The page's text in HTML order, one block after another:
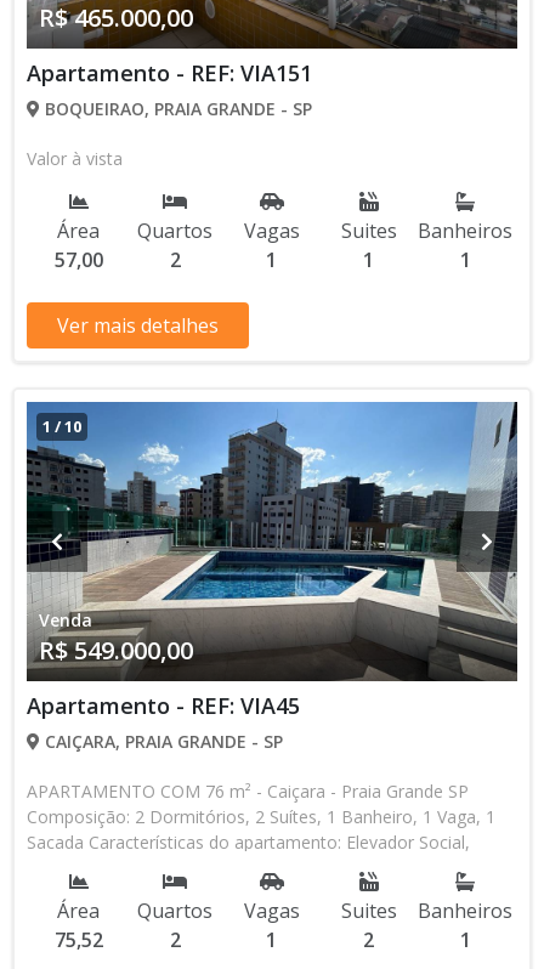
R$ 465.000,00
Apartamento - REF: VIA151
BOQUEIRAO, PRAIA GRANDE - SP
Valor à vista
Área
57,00
Quartos
2
Vagas
1
Suites
1
Banheiros
1
Ver mais detalhes
1 /10
Venda
R$ 549.000,00
Apartamento - REF: VIA45
CAIÇARA, PRAIA GRANDE - SP
APARTAMENTO COM 76 m² - Caiçara - Praia Grande SP
Composição: 2 Dormitórios, 2 Suítes, 1 Banheiro, 1 Vaga, 1
Sacada Características do apartamento: Elevador Social,
Elevador de Serviço, Piscina, Sauna, Salão de Jogos, Salão de
Festas, Espaço Kids, Espaço Gourmet, Academia Aceita
Financiamento Bancário * Os valores e disponibilidade podem
ser alterados sem prévio aviso. Favor verificar entrando em
Área
75,52
Quartos
2
Vagas
1
Suites
2
Banheiros
1